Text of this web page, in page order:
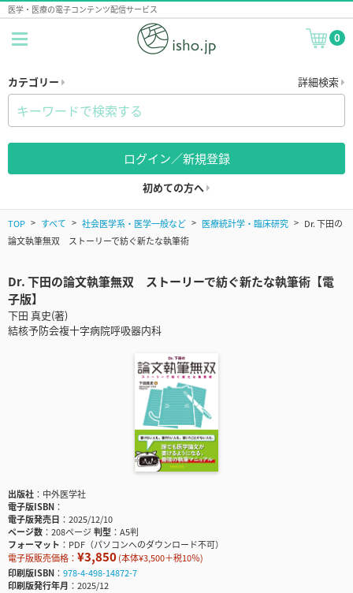
医学・医療の電子コンテンツ配信サービス
0
カテゴリー 詳細検索
ログイン／新規登録
初めての方へ
TOP すべて 社会医学系・医学一般など 医療統計学・臨床研究
Dr. 下田の
論文執筆無双 ストーリーで紡ぐ新たな執筆術
Dr. 下田の論文執筆無双 ストーリーで紡ぐ新たな執筆術【電
子版】
下田 真史(著)
結核予防会複十字病院呼吸器内科
出版社
中外医学社
電子版ISBN
電子版発売日
2025/12/10
ページ数
208ページ判型
A5判
フォーマット
PDF（パソコンへのダウンロード不可）
電子版販売価格： ¥3,850(本体¥3,500＋税10％)
印刷版ISBN
978-4-498-14872-7
印刷版発行年月
2025/12